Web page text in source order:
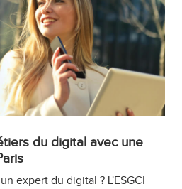
du digital avec une
expert du digital ? L'ESGCI